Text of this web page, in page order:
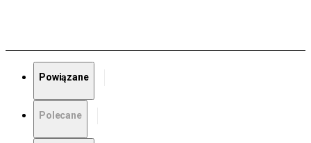
Powiązane
Polecane